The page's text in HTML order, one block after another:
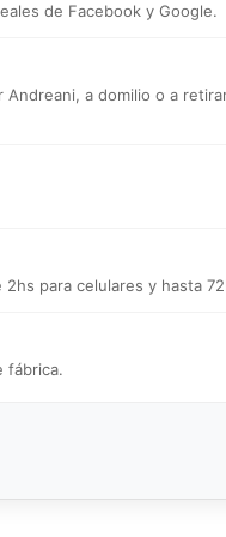
de Facebook y Google.
a domilio o a
para celulares y hasta
fábrica.